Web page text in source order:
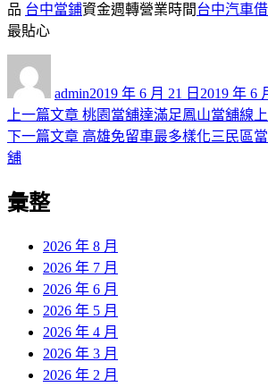
品 台中當鋪資金週轉營業時間台中汽車
最貼心
admin佈
日
期:
2019 年 6 月 21 日 2019 年 6
文
章
覽
上一篇文章 上
一
桃園當舖達滿足鳳山當舖線
下一篇文章 下
高雄免留車最多樣化三民區
舖
彙整
2026 年 8 月
2026 年 7 月
2026 年 6 月
2026 年 5 月
2026 年 4 月
2026 年 3 月
2026 年 2 月